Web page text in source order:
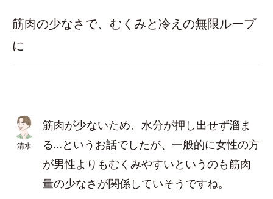
筋肉の少なさで、むくみと冷えの無限ループ
に
清水
筋肉が少ないため、水分が押し出せず溜ま
る…というお話でしたが、一般的に女性の方
が男性よりもむくみやすいというのも筋肉
量の少なさが関係していそうですね。